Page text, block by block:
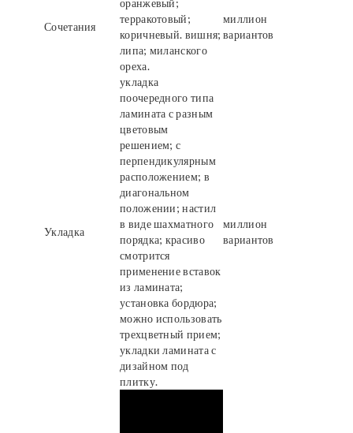
Сочетания
оранжевый;
терракотовый;
коричневый. вишня;
липа; миланского
ореха.
миллион
вариантов
Укладка
укладка
поочередного типа
ламината с разным
цветовым
решением; с
перпендикулярным
расположением; в
диагональном
положении; настил
в виде шахматного
порядка; красиво
смотрится
применение вставок
из ламината;
установка бордюра;
можно использовать
трехцветный прием;
укладки ламината с
дизайном под
плитку.
миллион
вариантов